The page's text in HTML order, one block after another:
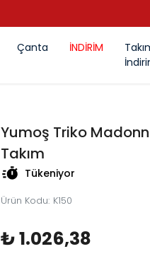
Çanta İNDİRİM
Yumoş Triko
Takım
Tükeniyor
Ürün Kodu: K150
₺ 1.026,38